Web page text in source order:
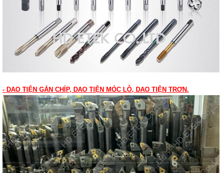
- DAO TIỆN GẮN CHÍP, DAO TIỆN MÓC LỖ, DAO TIỆN TRƠN.